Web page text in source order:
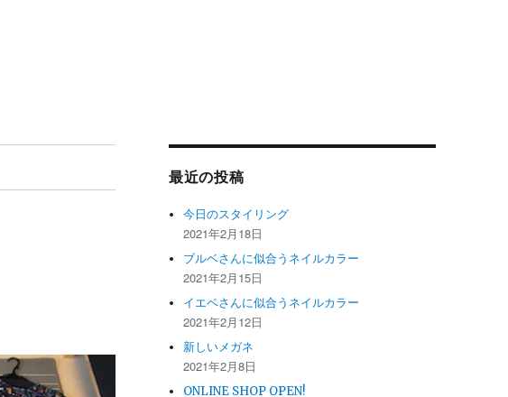
最近の投稿
今日のスタイリング
2021年2月18日
ブルベさんに似合うネイルカラー
2021年2月15日
イエベさんに似合うネイルカラー
2021年2月12日
新しいメガネ
2021年2月8日
ONLINE SHOP OPEN!